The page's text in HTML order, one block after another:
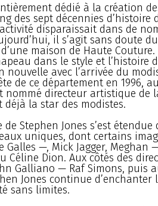
dédié à la création
des sept décennies d’histoire
disparaissait dans de
il s’agit sans doute
maison de Haute Couture.
dans le style et l’histoire
nouvelle avec l’arrivée du
de ce département en 1996,
nommé directeur artistique de
déjà la star des modistes.
Stephen Jones s’est
uniques, dont certains
Galles —, Mick Jagger, Meghan
Céline Dion. Aux côtés des
Galliano — Raf Simons, puis
Jones continue d’enchanter
sans limites.